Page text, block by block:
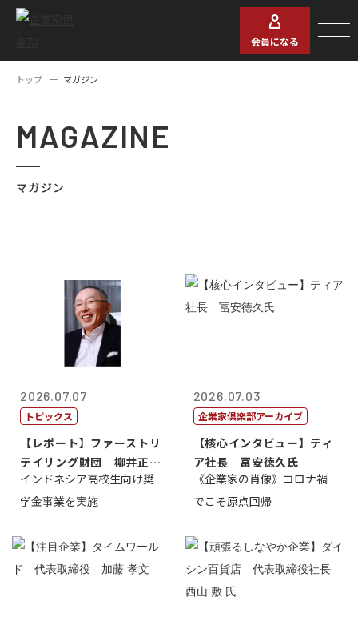
会員になる
トップ マガジン
MAGAZINE
マガジン
2026.07.07
トピックス
【レポート】ファーストリ
テイリング財団 柳井正
理事長
インドネシア高校生向け奨
学金事業を実施
2026.07.03
企業家倶楽部アーカイブ
【核心インタビュー】ティ
ア社長 冨安徳久氏
《企業家の肖像》コロナ禍
でこそ原点回帰